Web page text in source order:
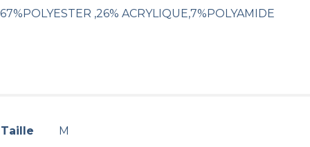
67%POLYESTER ,26% ACRYLIQUE,7%POLYAMIDE
Taille M